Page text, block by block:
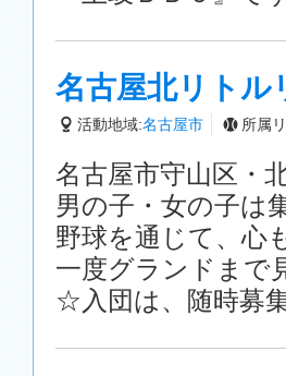
名古屋北リトル
活動地域:名古屋市 所属
名古屋市守山区・
男の子・女の子は
野球を通じて、心
一度グランドまで
☆入団は、随時募